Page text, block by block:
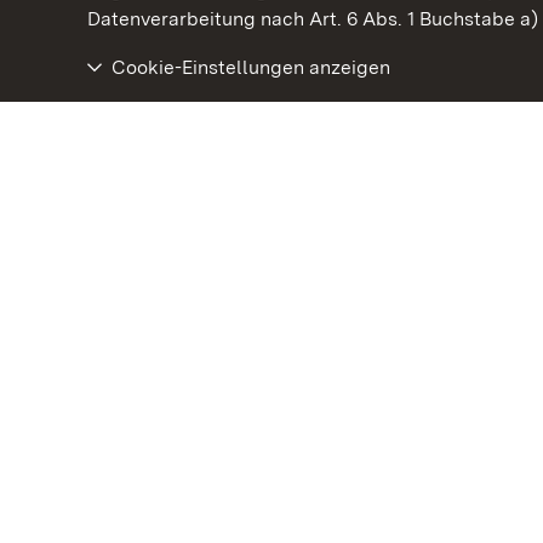
Datenverarbeitung nach Art. 6 Abs. 1 Buchstabe a)
Cookie-Einstellungen anzeigen